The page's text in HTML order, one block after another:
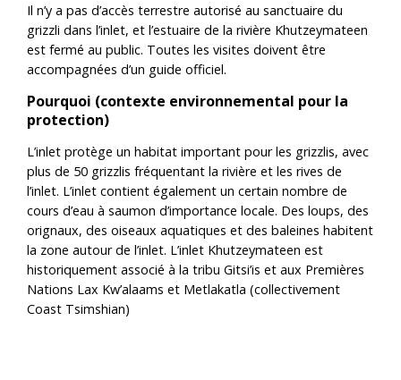
Il n’y a pas d’accès terrestre autorisé au sanctuaire du
grizzli dans l’inlet, et l’estuaire de la rivière Khutzeymateen
est fermé au public. Toutes les visites doivent être
accompagnées d’un guide officiel.
Pourquoi (contexte environnemental pour la
protection)
L’inlet protège un habitat important pour les grizzlis, avec
plus de 50 grizzlis fréquentant la rivière et les rives de
l’inlet. L’inlet contient également un certain nombre de
cours d’eau à saumon d’importance locale. Des loups, des
orignaux, des oiseaux aquatiques et des baleines habitent
la zone autour de l’inlet. L’inlet Khutzeymateen est
historiquement associé à la tribu Gitsi’is et aux Premières
Nations Lax Kw’alaams et Metlakatla (collectivement
Coast Tsimshian)